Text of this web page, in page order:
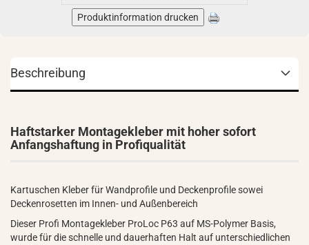
Produktinformation drucken
Beschreibung
Haftstarker Montagekleber mit hoher sofort
Anfangshaftung in Profiqualität
Kartuschen Kleber für Wandprofile und Deckenprofile sowei
Deckenrosetten im Innen- und Außenbereich
Dieser Profi Montagekleber ProLoc P63 auf MS-Polymer Basis,
wurde für die schnelle und dauerhaften Halt auf unterschiedlichen